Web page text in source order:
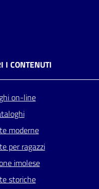
I CONTENUTI
on-line
moderne
per ragazzi
imolese
storiche